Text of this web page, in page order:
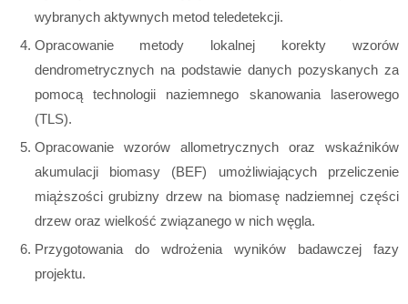
wybranych aktywnych metod teledetekcji.
Opracowanie metody lokalnej korekty wzorów
dendrometrycznych na podstawie danych pozyskanych za
pomocą technologii naziemnego skanowania laserowego
(TLS).
Opracowanie wzorów allometrycznych oraz wskaźników
akumulacji biomasy (BEF) umożliwiających przeliczenie
miąższości grubizny drzew na biomasę nadziemnej części
drzew oraz wielkość związanego w nich węgla.
Przygotowania do wdrożenia wyników badawczej fazy
projektu.